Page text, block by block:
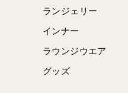
ランジェリー
インナー
ラウンジウエア
グッズ